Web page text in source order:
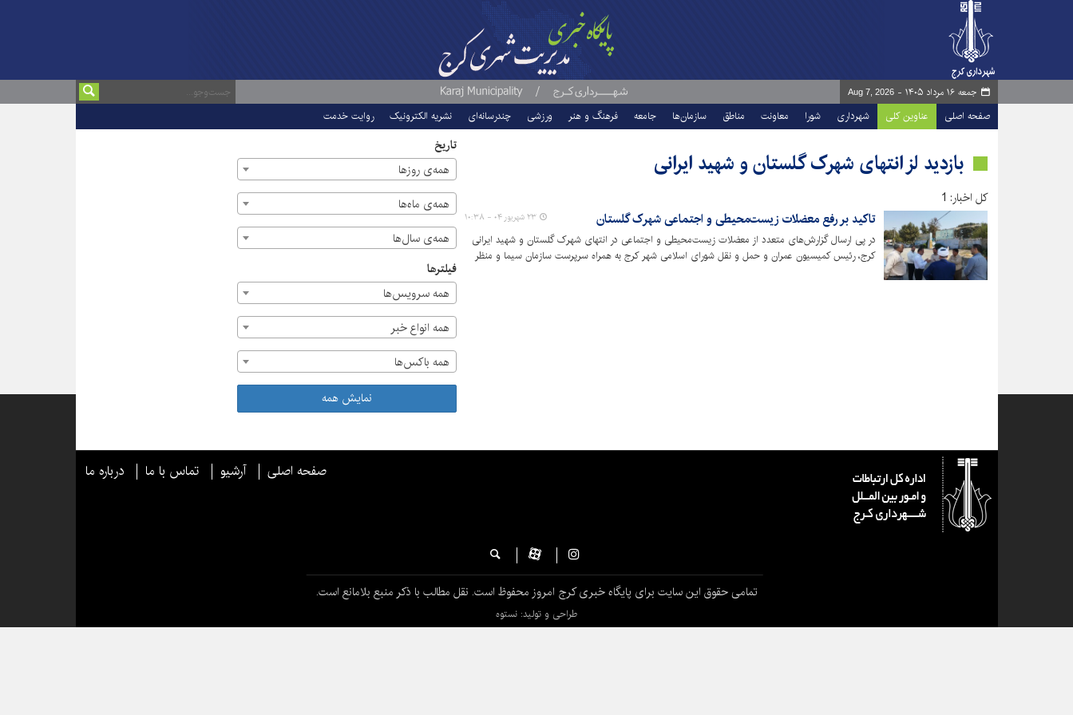
جمعه ۱۶ مرداد ۱۴۰۵ - Aug 7, 2026
صفحه اصلی عناوین کلی شهرداری شورا معاونت مناطق سازمان‌ها جامعه فرهنگ و هنر ورزشی چندرسانه‌ای نشریه الکترونیک روایت خدمت
بازدید لز انتهای شهرک گلستان و شهید ایرانی
کل اخبار: 1
تاکید بر رفع معضلات زیست‌محیطی و اجتماعی شهرک گلستان
در پی ارسال گزارش‌های متعدد از معضلات زیست‌محیطی و اجتماعی در انتهای شهرک گلستان و شهید ایرانی
کرج، رئیس کمیسیون عمران و حمل و نقل شورای اسلامی شهر کرج به همراه سرپرست سازمان سیما و منظر
۲۳ شهریور ۰۴ - ۱۰:۳۸
تاریخ
همه‌ی روزها
همه‌ی ماه‌ها
همه‌ی سال‌ها
فیلترها
همه سرویس‌ها
همه انواع خبر
همه باکس‌ها
نمایش همه
صفحه اصلی آرشیو تماس با ما درباره ما
تمامی حقوق این سایت برای پایگاه خبری کرج امروز محفوظ است. نقل مطالب با ذکر منبع بلامانع است.
طراحی و تولید: نستوه